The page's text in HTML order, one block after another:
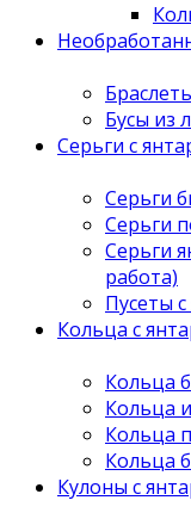
Бусы из
Серьги с
Серьги
Серьги
Серьги
работа)
Пусеты
Кольца с
Кольца
Кольца
Кольца
Кольца
Кулоны с